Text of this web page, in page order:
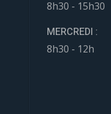
8h30 - 15h30
MERCREDI :
8h30 - 12h